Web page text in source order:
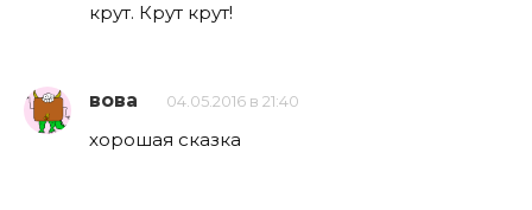
крут. Крут крут!
вова 04.05.2016 в 21:40
хорошая сказка